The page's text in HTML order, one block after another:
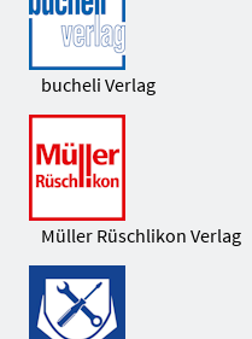
bucheli Verlag
Müller Rüschlikon Verlag